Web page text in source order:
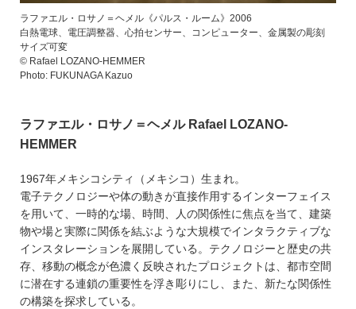
ラファエル・ロサノ＝ヘメル《パルス・ルーム》2006
白熱電球、電圧調整器、心拍センサー、コンピューター、金属製の彫刻
サイズ可変
© Rafael LOZANO-HEMMER
Photo: FUKUNAGA Kazuo
ラファエル・ロサノ＝ヘメル Rafael LOZANO-
HEMMER
1967年メキシコシティ（メキシコ）生まれ。
電子テクノロジーや体の動きが直接作用するインターフェイス
を用いて、一時的な場、時間、人の関係性に焦点を当て、建築
物や場と実際に関係を結ぶような大規模でインタラクティブな
インスタレーションを展開している。テクノロジーと歴史の共
存、移動の概念が色濃く反映されたプロジェクトは、都市空間
に潜在する連鎖の重要性を浮き彫りにし、また、新たな関係性
の構築を探求している。